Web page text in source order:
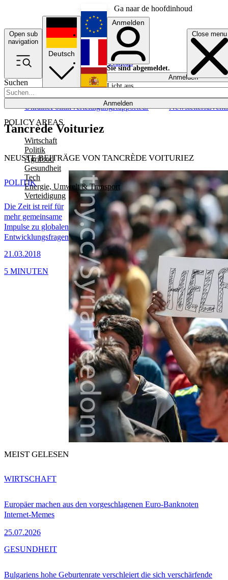
Ga naar de hoofdinhoud
Open sub
navigation
Close menu
Suchen
Anmelden
POLICY AREAS
Wirtschaft
Politik
Agrifood
Gesundheit
Tech
Energie, Umwelt & Transport
Verteidigung
UkrainePolitikVerteidigungRapporteur NewslettersEvents
Deutsch
English
Français
Anmelden
Sie sind abgemeldet.
Anmelden
Licht aus
Tancrède Voituriez
NEUSTE BEITRÄGE VON TANCRÈDE VOITURIEZ
Die Zeit ist reif für
mehr gemeinsame
Impulse zu globalen
Entwicklungsfragen
21.03.2018
POLITIK
5 MINUTEN
MEIST GELESEN
Europäer machen aus den vorgeschlagenen Euro-Banknoten
Internet-Memes
25.07.2026
WIRTSCHAFT
Bulgariens hohe Geburtenrate verschleiert die sich verschärfende
GESUNDHEIT